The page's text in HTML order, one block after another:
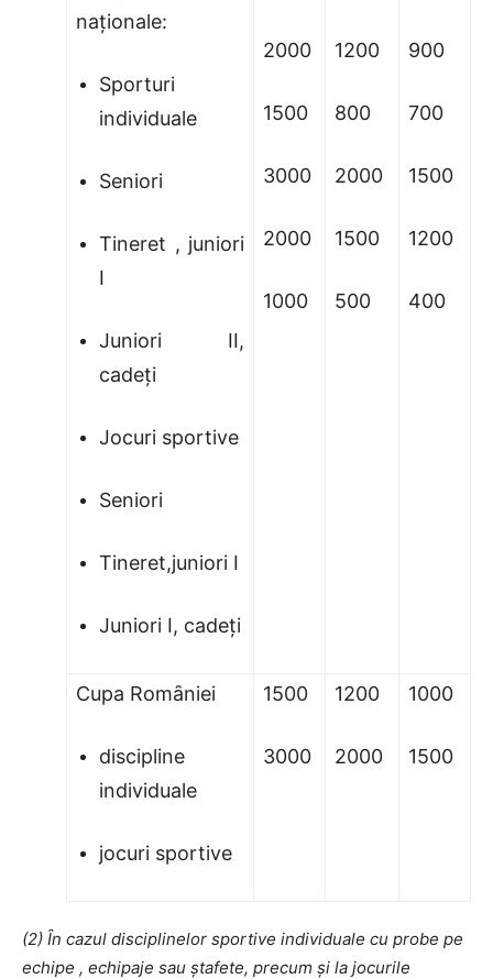
naţionale:
Sporturi
individuale
Seniori
Tineret , juniori
I
Juniori II,
cadeţi
Jocuri sportive
Seniori
Tineret,juniori I
Juniori I, cadeţi
2000
1500
3000
2000
1000
1200
800
2000
1500
500
900
700
1500
1200
400
Cupa Romȃniei
discipline
individuale
jocuri sportive
1500
3000
1200
2000
1000
1500
(2) Ȋn cazul disciplinelor sportive individuale cu probe pe
echipe , echipaje sau ștafete, precum și la jocurile